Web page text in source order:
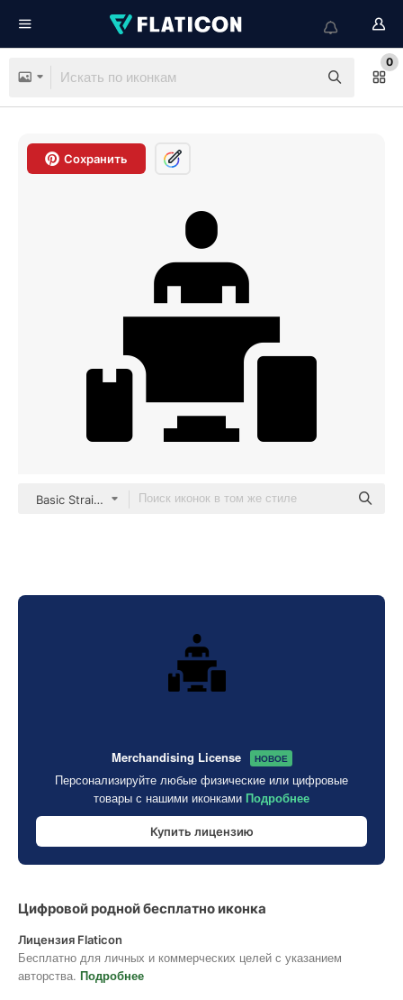
0
Сохранить
Basic Straight Filled
Merchandising License НОВОЕ
Персонализируйте любые физические или цифровые
товары с нашими иконками Подробнее
Купить лицензию
Цифровой родной бесплатно иконка
Лицензия Flaticon
Бесплатно для личных и коммерческих целей с указанием
авторства. Подробнее